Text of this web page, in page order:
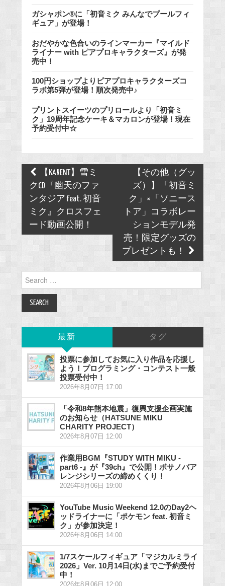
ガシャポン®に「初音ミク みんなでプールフィ
ギュア」が登場！
おだやかな色合いのラインマーカー『マイルド
ライナー with ピアプロキャラクターズ』が発
売中！
100円ショップよりピアプロキャラクターズコ
ラボ第5弾が登場！順次発売中♪
プリントスイーツのプリロールより「初音ミ
ク」19周年記念ケーキ＆マカロンが登場！現在
予約受付中☆
Post
navigation
【KARENT】雪ミ
クCD『幽天のファ
ンタジア feat. 初音
ミク』クロスフェ
ード動画公開！
【その他（グッ
ズ）】「初音ミ
ク」×「ソニース
トア」コラボレー
ションモデル発
売！限定グッズの
プレゼントも！
Search
for:
最新 タグ
投票に参加してお気に入り作品を応援し
よう！プログラミング・コンテスト一般
投票受付中！
2026年8月07日 17:00
「令和8年熊本地震」復興支援企画実施
のお知らせ（HATSUNE MIKU
CHARITY PROJECT）
2026年8月07日 12:00
作業用BGM『STUDY WITH MIKU -
part6 -』が『39ch』で公開！ボサノバア
レンジシリーズの締めくくり！
2026年8月06日 19:00
YouTube Music Weekend 12.0のDay2ヘ
ッドライナーに「ポケモン feat. 初音ミ
ク」が参加決定！
2026年8月06日 14:00
1/7スケールフィギュア「マジカルミライ
2026」Ver. 10月14日(水)までご予約受付
中！